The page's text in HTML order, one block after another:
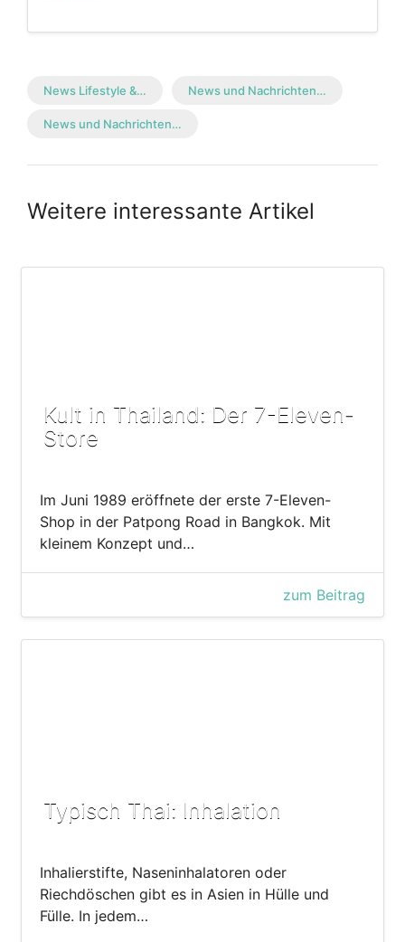
News Lifestyle &… News und Nachrichten…
News und Nachrichten…
Weitere interessante Artikel
Kult in Thailand: Der 7-Eleven-
Store
Im Juni 1989 eröffnete der erste 7-Eleven-
Shop in der Patpong Road in Bangkok. Mit
kleinem Konzept und…
zum Beitrag
Typisch Thai: Inhalation
Inhalierstifte, Naseninhalatoren oder
Riechdöschen gibt es in Asien in Hülle und
Fülle. In jedem…